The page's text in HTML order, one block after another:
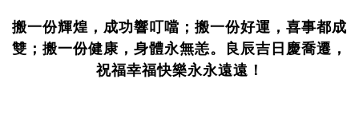
搬一份輝煌，成功響叮噹；搬一份好運，喜事都成
雙；搬一份健康，身體永無恙。良辰吉日慶喬遷，
祝福幸福快樂永永遠遠！